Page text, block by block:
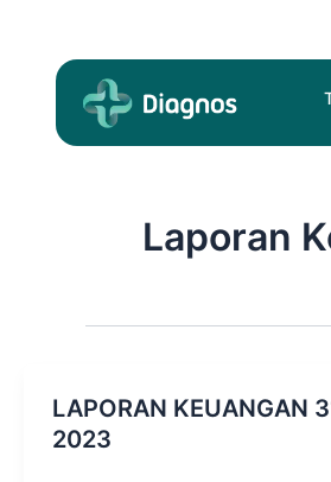
content
Laporan
LAPORAN KEUANGAN
2023